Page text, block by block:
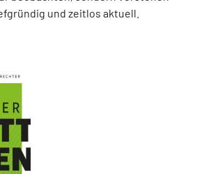
und zeitlos aktuell.